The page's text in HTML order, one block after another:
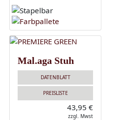
Mal.aga Stuh
DATENBLATT
PREISLISTE
43,95 €
zzgl. Mwst